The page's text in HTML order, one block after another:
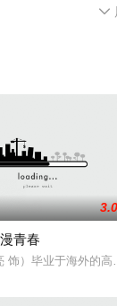

3.0
青春
饰）毕业于海外的高